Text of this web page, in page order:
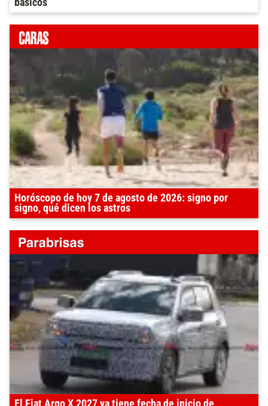
básicos
Horóscopo de hoy 7 de agosto de 2026: signo por
signo, qué dicen los astros